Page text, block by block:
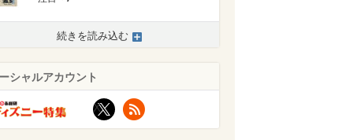
続きを読み込む
シャルアカウント
X